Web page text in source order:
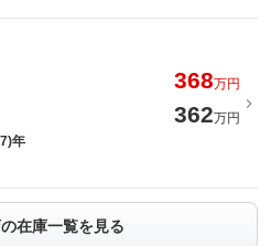
368万円
362万円
年
在庫一覧を見る